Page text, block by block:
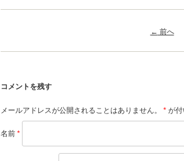
← 前へ
コメントを残す
メールアドレスが公開されることはありません。 * が
名前 *